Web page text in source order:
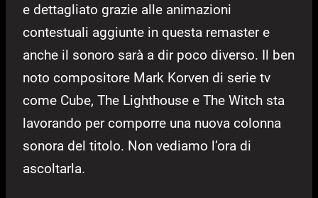
e dettagliato grazie alle animazioni
contestuali aggiunte in questa remaster e
anche il sonoro sarà a dir poco diverso. Il ben
noto compositore Mark Korven di serie tv
come Cube, The Lighthouse e The Witch sta
lavorando per comporre una nuova colonna
sonora del titolo. Non vediamo l’ora di
ascoltarla.